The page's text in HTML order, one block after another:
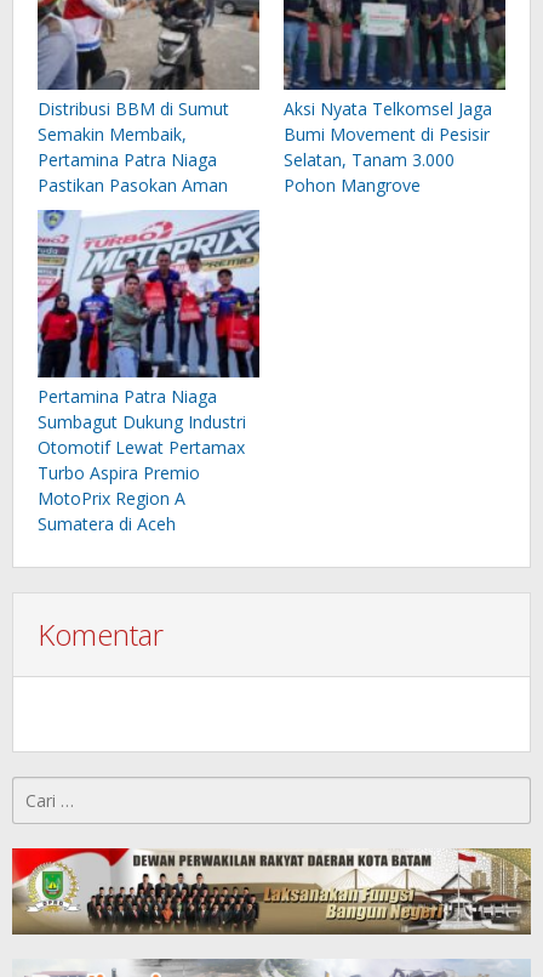
Distribusi BBM di Sumut
Semakin Membaik,
Pertamina Patra Niaga
Pastikan Pasokan Aman
Aksi Nyata Telkomsel Jaga
Bumi Movement di Pesisir
Selatan, Tanam 3.000
Pohon Mangrove
Pertamina Patra Niaga
Sumbagut Dukung Industri
Otomotif Lewat Pertamax
Turbo Aspira Premio
MotoPrix Region A
Sumatera di Aceh
Komentar
untuk: